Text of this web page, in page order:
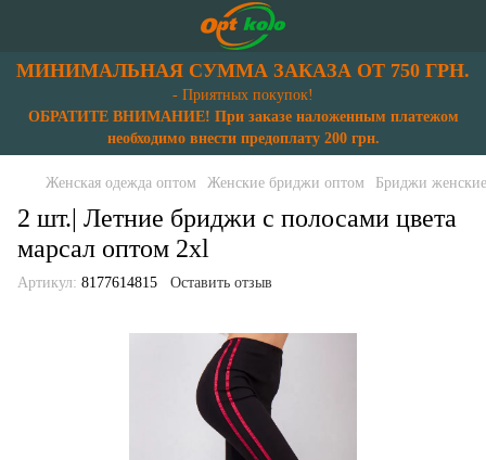
МИНИМАЛЬНАЯ СУММА ЗАКАЗА ОТ 750 ГРН.
- Приятных покупок!
ОБРАТИТЕ ВНИМАНИЕ! При заказе наложенным платежом
необходимо внести предоплату 200 грн.
Женская одежда оптом Женские бриджи оптом Бриджи
2 шт.| Летние бриджи с полосами цвета
марсал оптом 2xl
Артикул: 8177614815 Оставить отзыв